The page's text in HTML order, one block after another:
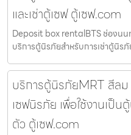
และเช่าตู้เซฟ ตู้เซฟ.com
Deposit box rentalBTS ช่องนนท
บริการตู้นิรภัยสำหรับการเช่าตู้นิรภั
บริการตู้นิรภัยMRT สีลม
เซฟนิรภัย เพื่อใช้งานเป็
ตัว ตู้เซฟ.com